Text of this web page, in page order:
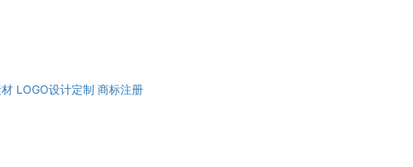
LOGO设计定制 商标注册